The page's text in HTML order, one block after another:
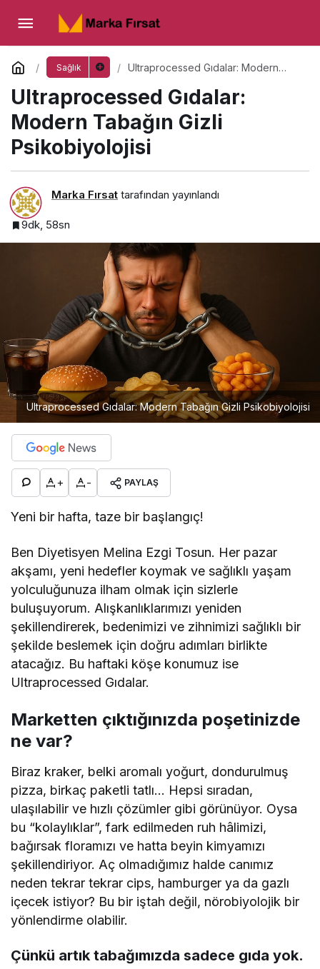
Sağlık
Ultraprocessed Gıdalar: Modern
Ultraprocessed Gıdalar:
Modern Tabağın Gizli
Psikobiyolojisi
Marka Fırsat tarafından yayınlandı
9dk, 58sn
Ultraprocessed Gıdalar: Modern Tabağın Gizli Psikobiyolojisi
+ - PAYLAŞ
Yeni bir hafta, taze bir başlangıç!
Ben Diyetisyen Melina Ezgi Tosun. Her pazar
akşamı, yeni hedefler koymak ve sağlıklı yaşam
yolculuğunuza ilham olmak için sizlerle
buluşuyorum. Alışkanlıklarımızı yeniden
şekillendirerek, bedenimizi ve zihnimizi sağlıklı bir
şekilde beslemek için doğru adımları birlikte
atacağız. Bu haftaki köşe konumuz ise
Ultraprocessed Gıdalar.
Marketten çıktığınızda poşetinizde
ne var?
Biraz kraker, belki aromalı yoğurt, dondurulmuş
pizza, birkaç paketli tatlı… Hepsi sıradan,
ulaşılabilir ve hızlı çözümler gibi görünüyor. Oysa
bu “kolaylıklar”, fark edilmeden ruh hâlimizi,
bağırsak floramızı ve hatta beyin kimyamızı
şekillendiriyor. Aç olmadığımız halde canımız
neden tekrar tekrar cips, hamburger ya da gazlı
içecek istiyor? Bu bir iştah değil, nörobiyolojik bir
yönlendirme olabilir.
Çünkü artık tabağımızda sadece gıda yok.
Ultraprocessed Gıdalar: Modern Tabağın
Gizli Psikobiyolojisi
Yorum Yap